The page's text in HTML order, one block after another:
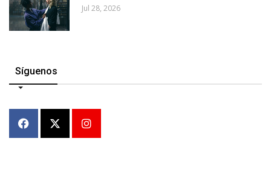
Jul 28, 2026
Síguenos